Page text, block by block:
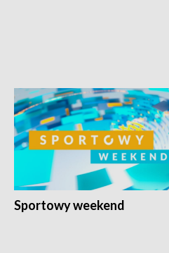
Sportowy weekend